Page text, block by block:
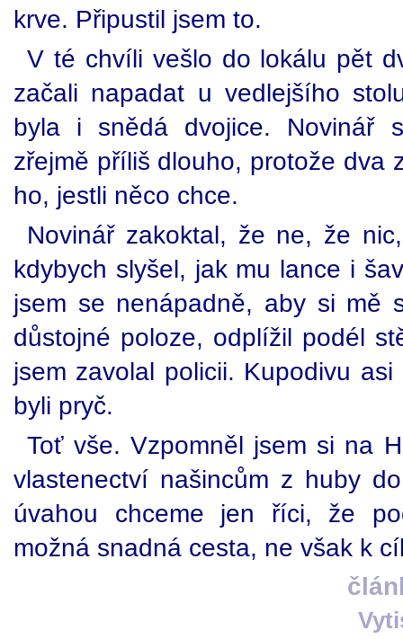
krve. Připustil jsem to.
V té chvíli vešlo do lokálu pět
začali napadat u vedlejšího
byla i snědá dvojice. Novinář
zřejmě příliš dlouho, protože dva
ho, jestli něco chce.
Novinář zakoktal, že ne, že
kdybych slyšel, jak mu lance i
jsem se nenápadně, aby si mě
důstojné poloze, odplížil podél
jsem zavolal policii. Kupodivu
byli pryč.
Toť vše. Vzpomněl jsem si na
vlastenectví našincům z huby
úvahou chceme jen říci, že
možná snadná cesta, ne však k